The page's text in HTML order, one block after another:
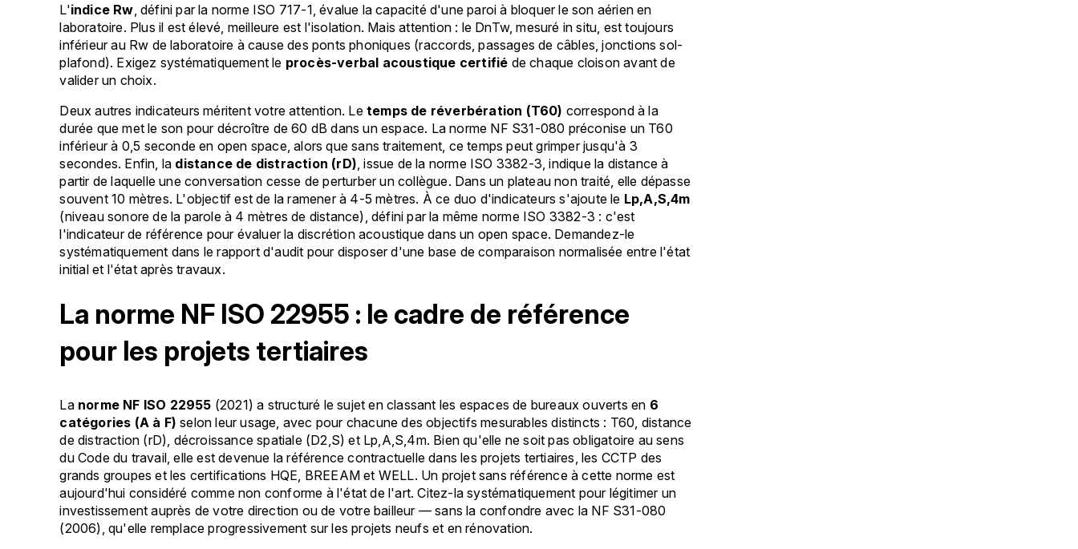
L'indice Rw , défini par la norme ISO 717-1, évalue la capacité d'une paroi à bloquer le son aérien en
laboratoire. Plus il est élevé, meilleure est l'isolation. Mais attention : le DnTw, mesuré in situ, est toujours
inférieur au Rw de laboratoire à cause des ponts phoniques (raccords, passages de câbles, jonctions sol-
plafond). Exigez systématiquement le procès-verbal acoustique certifié de chaque cloison avant de
valider un choix.
Deux autres indicateurs méritent votre attention. Letemps de réverbération (T60) correspond à la
durée que met le son pour décroître de 60 dB dans un espace. La norme NF S31-080 préconise un T60
inférieur à 0,5 seconde en open space, alors que sans traitement, ce temps peut grimper jusqu'à 3
secondes. Enfin, la distance de distraction (rD) , issue de la norme ISO 3382-3, indique la distance à
partir de laquelle une conversation cesse de perturber un collègue. Dans un plateau non traité, elle dépasse
souvent 10 mètres. L'objectif est de la ramener à 4-5 mètres. À ce duo d'indicateurs s'ajoute le Lp,A,S,4m
(niveau sonore de la parole à 4 mètres de distance), défini par la même norme ISO 3382-3 : c'est
l'indicateur de référence pour évaluer la discrétion acoustique dans un open space. Demandez-le
systématiquement dans le rapport d'audit pour disposer d'une base de comparaison normalisée entre l'état
initial et l'état après travaux.
La norme NF ISO 22955 : le cadre de référence
pour les projets tertiaires
La norme NF ISO 22955 (2021) a structuré le sujet en classant les espaces de bureaux ouverts en 6
catégories (A à F) selon leur usage, avec pour chacune des objectifs mesurables distincts : T60, distance
de distraction (rD), décroissance spatiale (D2,S) et Lp,A,S,4m. Bien qu'elle ne soit pas obligatoire au sens
du Code du travail, elle est devenue la référence contractuelle dans les projets tertiaires, les CCTP des
grands groupes et les certifications HQE, BREEAM et WELL. Un projet sans référence à cette norme est
aujourd'hui considéré comme non conforme à l'état de l'art. Citez-la systématiquement pour légitimer un
investissement auprès de votre direction ou de votre bailleur — sans la confondre avec la NF S31-080
(2006), qu'elle remplace progressivement sur les projets neufs et en rénovation.